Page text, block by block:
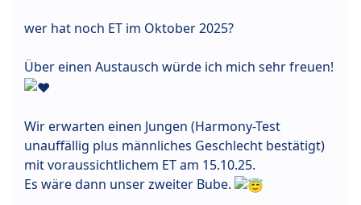
wer hat noch ET im Oktober 2025?
Über einen Austausch würde ich mich sehr freuen!
Wir erwarten einen Jungen (Harmony-Test
unauffällig plus männliches Geschlecht bestätigt)
mit voraussichtlichem ET am 15.10.25.
Es wäre dann unser zweiter Bube.